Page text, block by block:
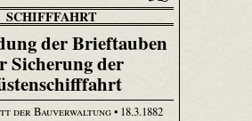
SCHIFFFAHRT
der Brieftauben
Sicherung der
der Bauverwaltung• 18.3.1882